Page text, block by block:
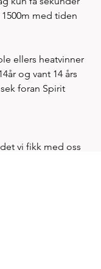
med tiden
ellers heatvinner
og vant 14 års
foran Spirit
vi fikk med oss